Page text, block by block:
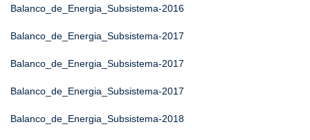
Balanco_de_Energia_Subsistema-2016
Balanco_de_Energia_Subsistema-2017
Balanco_de_Energia_Subsistema-2017
Balanco_de_Energia_Subsistema-2017
Balanco_de_Energia_Subsistema-2018